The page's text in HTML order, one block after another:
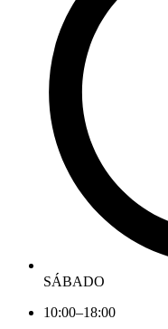
SÁBADO
10:00–18:00